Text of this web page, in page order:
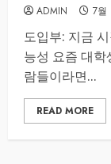
ADMIN 7월
도입부: 지금
능성 요즘 대
람들이라면...
READ MORE